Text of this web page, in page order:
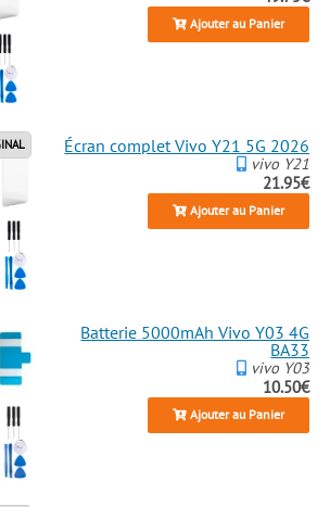
Ajouter au Panier
Écran complet Vivo Y21 5G 2026
vivo Y21
21.95€
Ajouter au Panier
Batterie 5000mAh Vivo Y03 4G
BA33
vivo Y03
10.50€
Ajouter au Panier